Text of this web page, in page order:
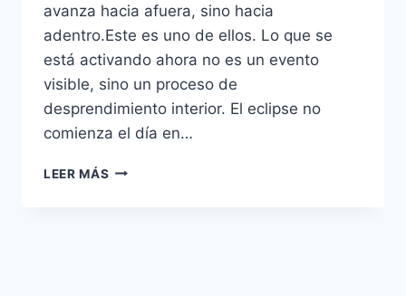
avanza hacia afuera, sino hacia
adentro.Este es uno de ellos. Lo que se
está activando ahora no es un evento
visible, sino un proceso de
desprendimiento interior. El eclipse no
comienza el día en…
LEER MÁS